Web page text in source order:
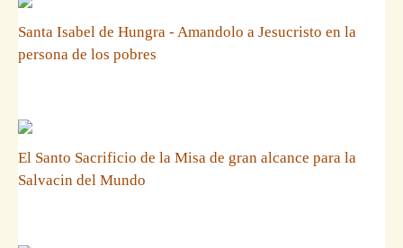
Santa Isabel de Hungra - Amandolo a Jesucristo en la
persona de los pobres
El Santo Sacrificio de la Misa de gran alcance para la
Salvacin del Mundo